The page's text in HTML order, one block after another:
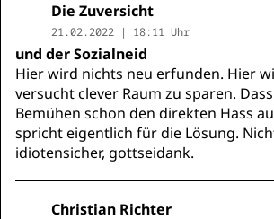
Die Zuversicht
21.02.2022 | 18:11 Uhr
und der Sozialneid
Hier wird nichts neu erfunden. Hier
versucht clever Raum zu sparen.
Bemühen schon den direkten Hass
spricht eigentlich für die Lösung.
idiotensicher, gottseidank.
Christian Richter